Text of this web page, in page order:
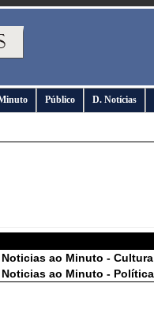
Público D. Notícias
Noticias ao Minuto - Cultura
Noticias ao Minuto - Política